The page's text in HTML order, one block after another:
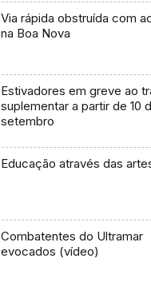
Via rápida obstruída com
na Boa Nova
Estivadores em greve ao
suplementar a partir de 10
setembro
Educação através das
Combatentes do Ultramar
evocados (vídeo)